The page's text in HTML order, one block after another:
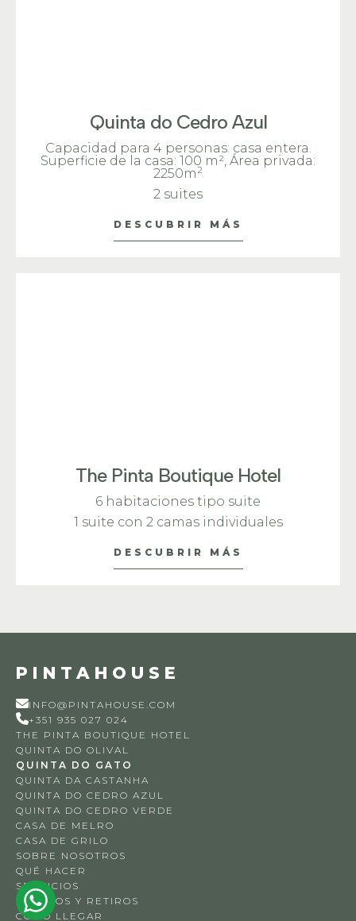
Quinta do Cedro Azul
Capacidad para 4 personas: casa entera.
Superficie de la casa: 100 m², Área privada:
2250m2
2 suites
DESCUBRIR MÁS
The Pinta Boutique Hotel
6 habitaciones tipo suite
1 suite con 2 camas individuales
DESCUBRIR MÁS
PINTAHOUSE
INFO@PINTAHOUSE.COM
+351 935 027 024
THE PINTA BOUTIQUE HOTEL
QUINTA DO OLIVAL
QUINTA DO GATO
QUINTA DA CASTANHA
QUINTA DO CEDRO AZUL
QUINTA DO CEDRO VERDE
CASA DE MELRO
CASA DE GRILO
SOBRE NOSOTROS
QUÉ HACER
SERVICIOS
EVENTOS Y RETIROS
CÓMO LLEGAR